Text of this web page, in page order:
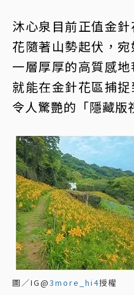
沐心泉目前正值金
花隨著山勢起伏，
一層厚厚的高質感地
就能在金針花區捕
令人驚艷的「隱藏版
圖／IG@3more_hi4授權